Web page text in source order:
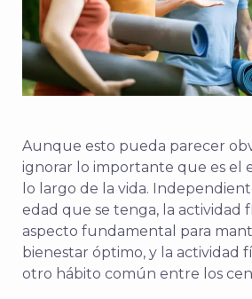
Aunque esto pueda parecer
ignorar lo importante que es el
lo largo de la vida.
edad que se tenga, la actividad
aspecto fundamental para
bienestar óptimo, y la actividad
otro hábito común entre los